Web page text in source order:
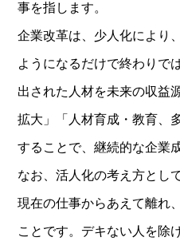
事を指します。
企業改革は、少人化により
ようになるだけで終わりで
出された人材を未来の収益
拡大」「人材育成・教育、
することで、継続的な企業
なお、活人化の考え方とし
現在の仕事からあえて離れ
ことです。デキない人を除